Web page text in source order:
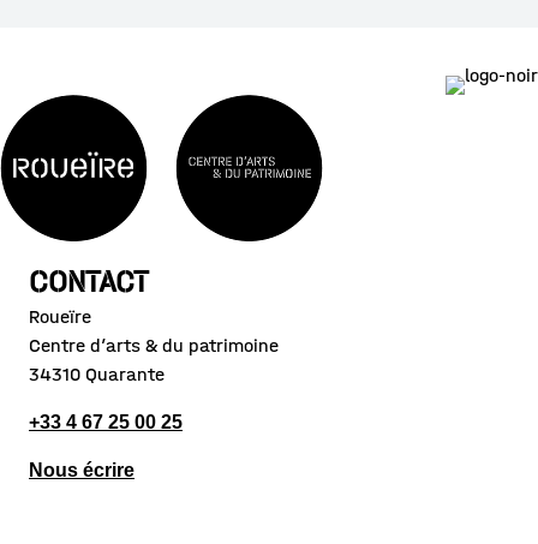
CONTACT
Roueïre
Centre d’arts & du patrimoine
34310 Quarante
+33 4 67 25 00 25
Nous écrire